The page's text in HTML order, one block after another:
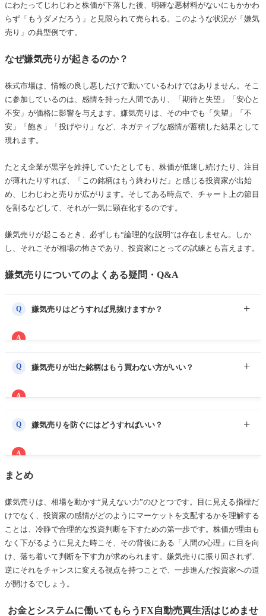
にわたってじわじわと株価が下落した後、明確な悪材料がないにもかかわ
らず「もうダメだろう」と見限られて売られる。このような状況が「嫌気
売り」の典型例です。
なぜ嫌気売りが起きるのか？
株式市場は、情報の良し悪しだけで動いているわけではありません。そこ
に参加しているのは、感情を持った人間であり、「期待と失望」「安心と
不安」が価格に影響を与えます。嫌気売りは、その中でも「失望」「不
安」「飽き」「投げやり」など、ネガティブな感情が蓄積した結果として
現れます。
たとえ企業が黒字を維持していたとしても、株価が低迷し続けたり、注目
が薄れたりすれば、「この銘柄はもう終わりだ」と感じる投資家が出始
め、じわじわと売りが広がります。そしてある時点で、チャート上の節目
を割るなどして、それが一気に顕在化するのです。
嫌気売りが起こるとき、必ずしも“論理的な説明”は存在しません。しか
し、それこそが相場の怖さであり、投資家にとっての試練とも言えます。
嫌気売りについてのよくある疑問・Q&A
Q 嫌気売りはどうすれば見抜けますか？
A
ている」「SNSや掲示板などでネガティブな空気が広がってい
Q 嫌気売りが出た銘柄はもう買わない方がいい？
A
極め、冷静に判断することが重要です。
Q 嫌気売りを防ぐにはどうすればいい？
A
ずに「なぜ売られているのか」を客観的に考える習慣を持つこ
す。
まとめ
嫌気売りは、相場を動かす“見えない力”のひとつです。目に見える指標だ
けでなく、投資家の感情がどのようにマーケットを支配するかを理解する
ことは、冷静で合理的な投資判断を下すための第一歩です。株価が理由も
なく下がるように見えた時こそ、その背後にある「人間の心理」に目を向
け、落ち着いて判断を下す力が求められます。嫌気売りに振り回されず、
逆にそれをチャンスに変える視点を持つことで、一歩進んだ投資家への道
が開けるでしょう。
お金とシステムに働いてもらうFX自動売買生活はじめませ